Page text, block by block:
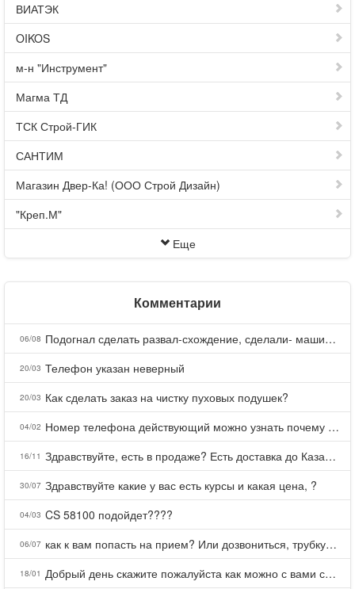
ВИАТЭК
OIKOS
м-н "Инструмент"
Магма ТД
ТСК Строй-ГИК
САНТИМ
Магазин Двер-Ка! (ООО Строй Дизайн)
"Креп.М"
Еще
Комментарии
06/08 Подогнал сделать развал-схождение, сделали- машина уходит на право и колеса проверил все хорошо с атмосферами ужас как можно делать авто, не ужели не берегут свою репутацию, не советую.
20/03 Телефон указан неверный
20/03 Как сделать заказ на чистку пуховых подушек?
04/02 Номер телефона действующий можно узнать почему номер неправельный
16/11 Здравствуйте, есть в продаже? Есть доставка до Казани?
30/07 Здравствуйте какие у вас есть курсы и какая цена, ?
04/03 CS 58100 подойдет????
06/07 как к вам попасть на прием? Или дозвониться, трубку не берете.
18/01 Добрый день скажите пожалуйста как можно с вами связаться . Телефон не отвечает .Заказала кухню в тц Хороший есть претензии а менеджер контактов не дает .Что делать?